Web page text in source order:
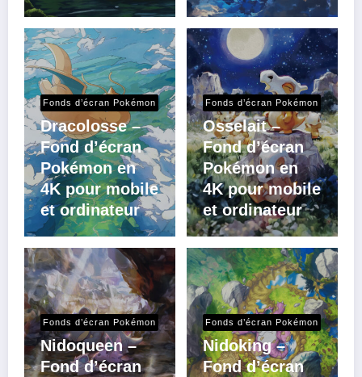
Fonds d’écran Pokémon
Dracolosse –
Fond d’écran
Pokémon en
4K pour mobile
et ordinateur
Fonds d’écran Pokémon
Osselait –
Fond d’écran
Pokémon en
4K pour mobile
et ordinateur
Fonds d’écran Pokémon
Nidoqueen –
Fond d’écran
Fonds d’écran Pokémon
Nidoking –
Fond d’écran